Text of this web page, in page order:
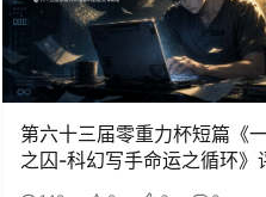
第六十三届零重力杯短篇《
之囚-科幻写手命运之循环》